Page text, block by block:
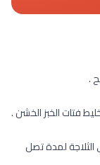
.
فتات الخبز الخشن .
لمدة تصل